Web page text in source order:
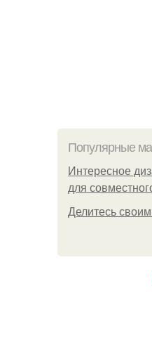
Популярные
Интересное
для
Делитесь